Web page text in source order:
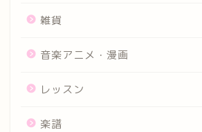
雑貨
音楽アニメ・漫画
レッスン
楽譜